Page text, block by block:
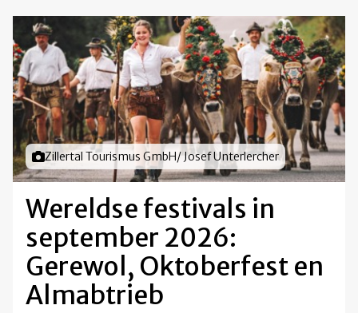
Foto door
Zillertal Tourismus GmbH/ Josef Unterlercher
Wereldse festivals in
september 2026:
Gerewol, Oktoberfest en
Almabtrieb